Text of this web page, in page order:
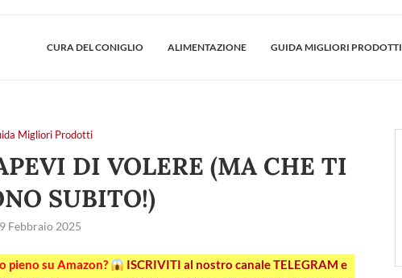
CURA DEL CONIGLIO ALIMENTAZIONE GUIDA MIGLIORI PRODOTTI
Migliori Prodotti
DI VOLERE (MA CHE TI
SUBITO!)
9 Febbraio 2025
pieno su Amazon?
ISCRIVITI al nostro canale TELEGRAM e